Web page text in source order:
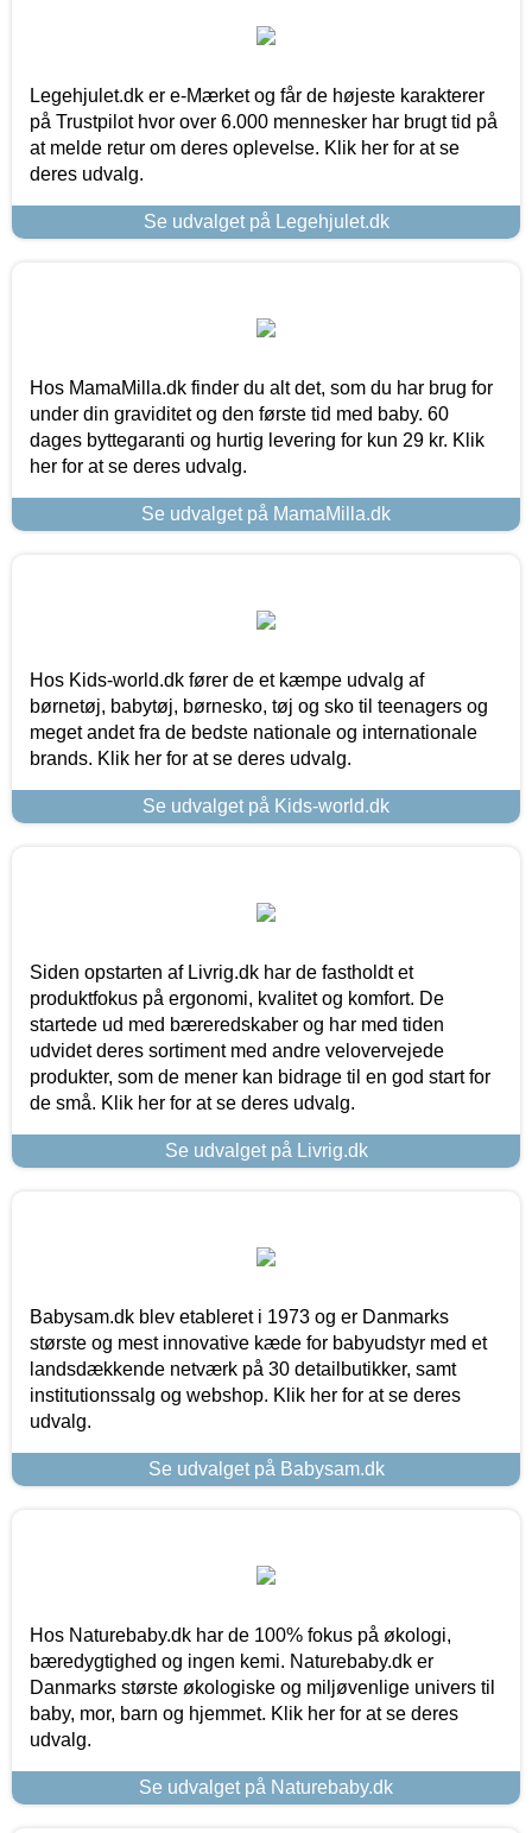
Legehjulet.dk er e-Mærket og får de højeste karakterer
på Trustpilot hvor over 6.000 mennesker har brugt tid på
at melde retur om deres oplevelse. Klik her for at se
deres udvalg.
Se udvalget på Legehjulet.dk
Hos MamaMilla.dk finder du alt det, som du har brug for
under din graviditet og den første tid med baby. 60
dages byttegaranti og hurtig levering for kun 29 kr. Klik
her for at se deres udvalg.
Se udvalget på MamaMilla.dk
Hos Kids-world.dk fører de et kæmpe udvalg af
børnetøj, babytøj, børnesko, tøj og sko til teenagers og
meget andet fra de bedste nationale og internationale
brands. Klik her for at se deres udvalg.
Se udvalget på Kids-world.dk
Siden opstarten af Livrig.dk har de fastholdt et
produktfokus på ergonomi, kvalitet og komfort. De
startede ud med bæreredskaber og har med tiden
udvidet deres sortiment med andre velovervejede
produkter, som de mener kan bidrage til en god start for
de små. Klik her for at se deres udvalg.
Se udvalget på Livrig.dk
Babysam.dk blev etableret i 1973 og er Danmarks
største og mest innovative kæde for babyudstyr med et
landsdækkende netværk på 30 detailbutikker, samt
institutionssalg og webshop. Klik her for at se deres
udvalg.
Se udvalget på Babysam.dk
Hos Naturebaby.dk har de 100% fokus på økologi,
bæredygtighed og ingen kemi. Naturebaby.dk er
Danmarks største økologiske og miljøvenlige univers til
baby, mor, barn og hjemmet. Klik her for at se deres
udvalg.
Se udvalget på Naturebaby.dk